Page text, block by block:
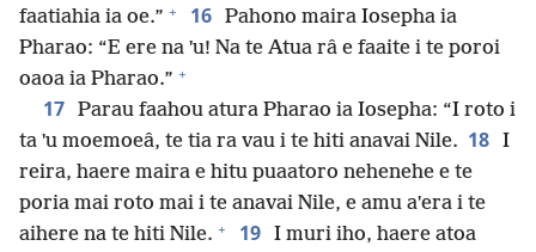
faatiahia ia oe.” + 16 Pahono maira Iosepha ia
Pharao: “E ere na ˈu! Na te Atua râ e faaite i te poroi
oaoa ia Pharao.” +
17 Parau faahou atura Pharao ia Iosepha: “I roto i
ta ˈu moemoeâ, te tia ra vau i te hiti anavai Nile. 18 I
reira, haere maira e hitu puaatoro nehenehe e te
poria mai roto mai i te anavai Nile, e amu aˈera i te
aihere na te hiti Nile. + 19 I muri iho, haere atoa